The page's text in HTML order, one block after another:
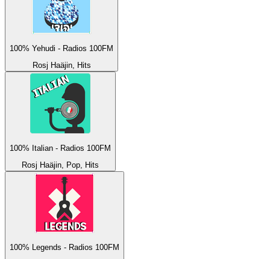
100% Yehudi - Radios 100FM
Rosj Haäjin, Hits
100% Italian - Radios 100FM
Rosj Haäjin, Pop, Hits
100% Legends - Radios 100FM